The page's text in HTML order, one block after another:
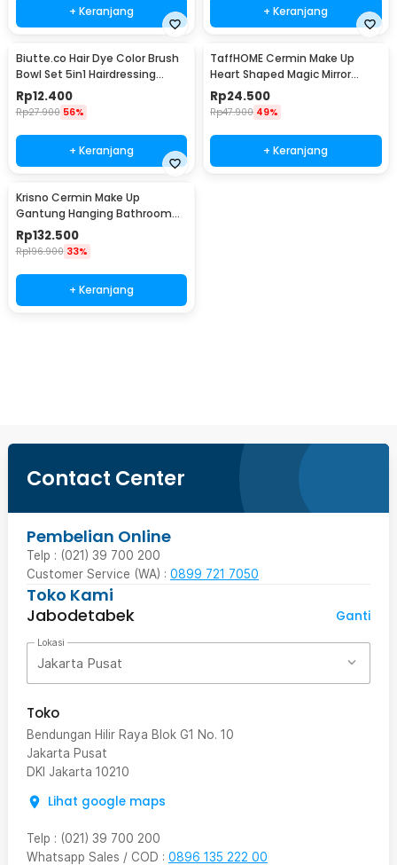
+ Keranjang + Keranjang
Biutte.co Hair Dye Color Brush
Bowl Set 5in1 Hairdressing
Accessory - ME51
Rp12.400
Rp27.900 56%
+ Keranjang
TaffHOME Cermin Make Up
Heart Shaped Magic Mirror
Table LED - L-223
Rp24.500
Rp47.900 49%
+ Keranjang
Krisno Cermin Make Up
Gantung Hanging Bathroom
Mirror 3 Fold - INU135
Rp132.500
Rp196.900 33%
+ Keranjang
Contact Center
Pembelian Online
Telp : (021) 39 700 200
Customer Service (WA) : 0899 721 7050
Toko Kami
Jabodetabek
Ganti
Lokasi
Jakarta Pusat
Toko
Bendungan Hilir Raya Blok G1 No. 10
Jakarta Pusat
DKI Jakarta 10210
Lihat google maps
Telp : (021) 39 700 200
Whatsapp Sales / COD : 0896 135 222 00